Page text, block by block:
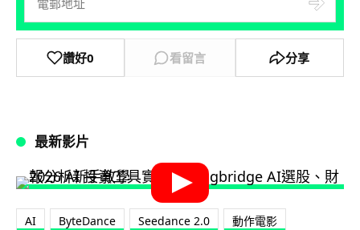
讚好0 看留言 分享
最新影片
AI ByteDance Seedance 2.0
動作電影